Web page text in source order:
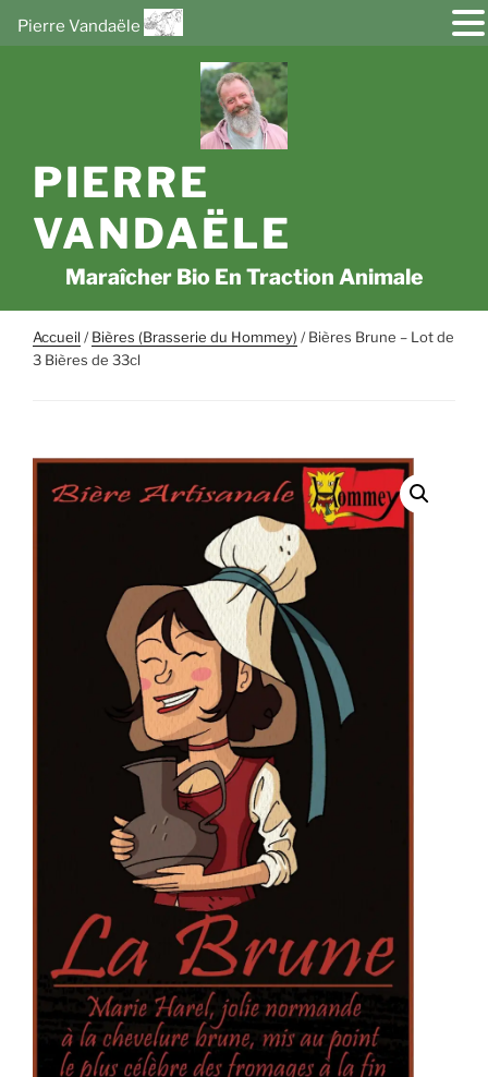
PIERRE
VANDAËLE
Maraîcher Bio En Traction Animale
Accueil/Bières (Brasserie du Hommey) / Bières Brune – Lot de
3 Bières de 33cl
Pierre Vandaële